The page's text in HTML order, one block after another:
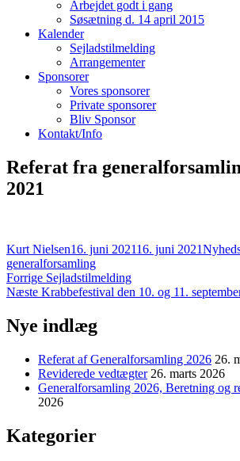
Arbejdet godt i gang
Søsætning d. 14 april 2015
Kalender
Sejladstilmelding
Arrangementer
Sponsorer
Vores sponsorer
Private sponsorer
Bliv Sponsor
Kontakt/Info
Referat fra
2021
Forfatter
Kurt NielsenUdgivet
16. juni 202116. juni 2021
generalforsamling
Indlægsnavigation
Forrige Forrige
indlæg:
Sejladstilmelding
Næste Næste
Krabbefestival den 10. og 11.
Nye indlæg
Referat af Generalforsamling 2026 26.
Reviderede vedtægter 26. marts 2026
Generalforsamling 2026, Beretning og
2026
Kategorier